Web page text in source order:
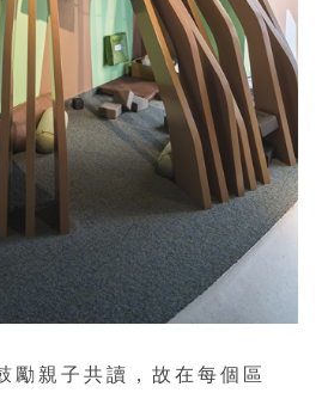
親子共讀，故在每個區